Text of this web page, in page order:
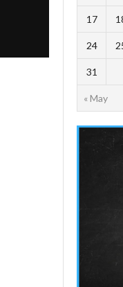
« May
17
24
31